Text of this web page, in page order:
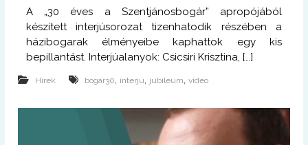
A „30 éves a Szentjánosbogár” apropójából
készített interjúsorozat tizenhatodik részében a
házibogarak élményeibe kaphattok egy kis
bepillantást. Interjúalanyok: Csicsiri Krisztina, […]
Hírek bogár30 interjú jubileum ,video